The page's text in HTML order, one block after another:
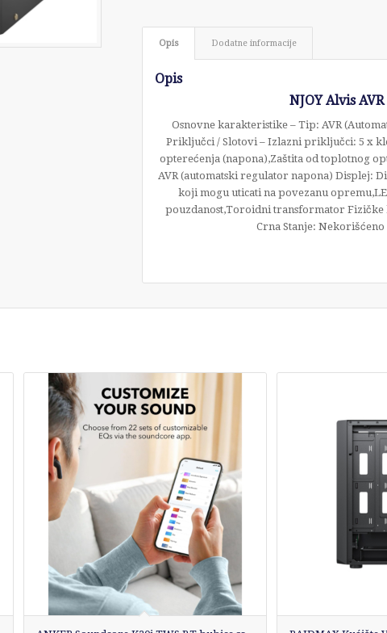
Opis Dodatne informacije
Opis
NJOY Alvis
Osnovne karakteristike – Tip: AVR
Priključci / Slotovi – Izlazni priključci: 5 x
opterećenja (napona),Zaštita od toplotnog
AVR (automatski regulator napona) Displej:
koji mogu uticati na povezanu
pouzdanost,Toroidni transformator Fizičke
Crna Stanje: